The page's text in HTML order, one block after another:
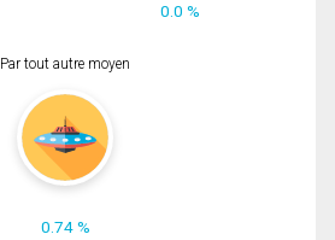
0.0 %
Par tout autre moyen
0.74 %